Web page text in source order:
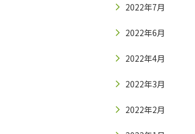
2022年7月
2022年6月
2022年4月
2022年3月
2022年2月